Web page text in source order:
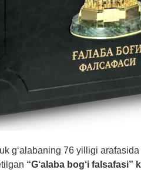
g‘alabaning 76 yilligi
“G‘alaba bog‘i falsafasi”